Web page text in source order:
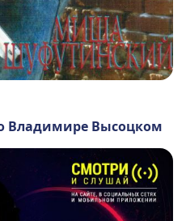
Владимире Высоцком